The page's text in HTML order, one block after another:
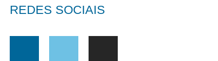
REDES SOCIAIS